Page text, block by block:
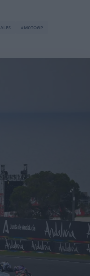
#MOTOGP